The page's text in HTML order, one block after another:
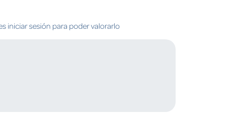
iniciar sesión para poder valorarlo